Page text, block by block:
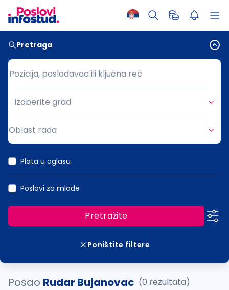
Pretraga
Pozicija, poslodavac ili ključna reč
Pozicija, poslodavac ili ključna reč
Grad
Izaberite grad
Oblast rada
Plata u oglasu
Poslovi za mlade
Pretražite
Poništite filtere
Posao Rudar Bujanovac (0 rezultata)